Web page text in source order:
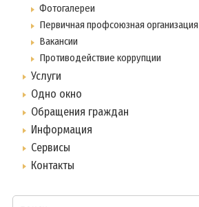
Фотогалереи
Первичная профсоюзная организация
Вакансии
Противодействие коррупции
Услуги
Одно окно
Обращения граждан
Информация
Сервисы
Контакты